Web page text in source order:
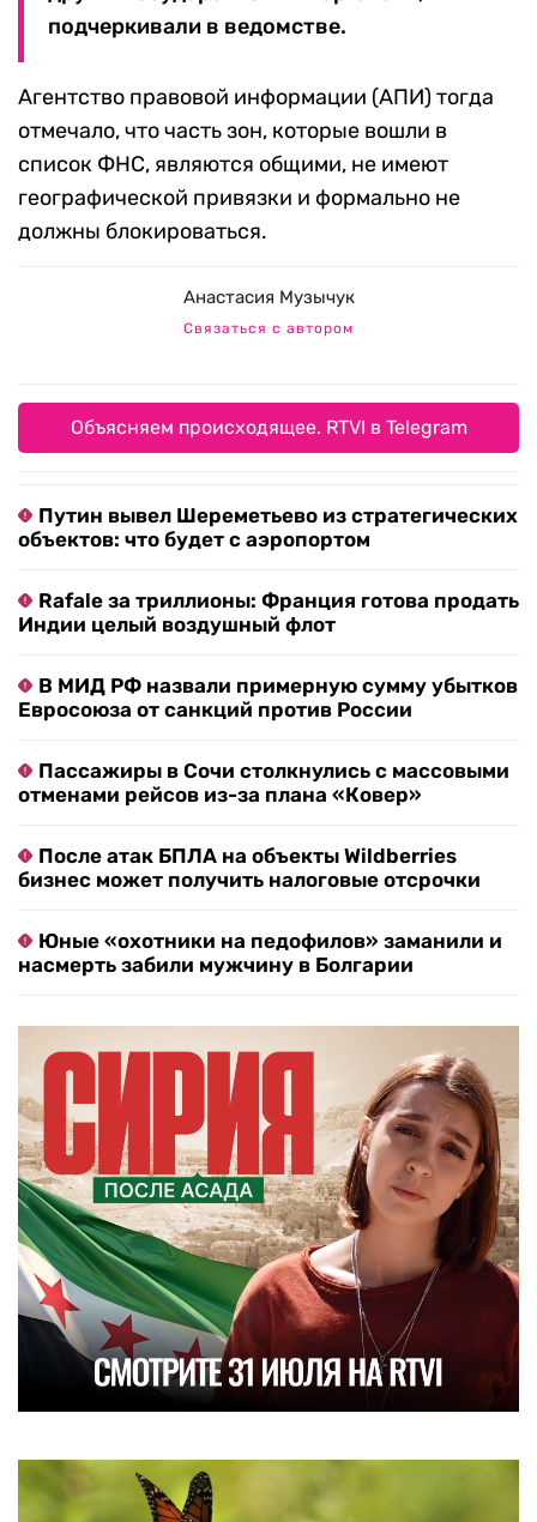
подчеркивали в ведомстве.
Агентство правовой информации (АПИ) тогда
отмечало, что часть зон, которые вошли в
список ФНС, являются общими, не имеют
географической привязки и формально не
должны блокироваться.
Анастасия Музычук
Связаться с автором
Объясняем происходящее. RTVI в Telegram
Путин вывел Шереметьево из стратегических
объектов: что будет с аэропортом
Rafale за триллионы: Франция готова продать
Индии целый воздушный флот
В МИД РФ назвали примерную сумму убытков
Евросоюза от санкций против России
Пассажиры в Сочи столкнулись с массовыми
отменами рейсов из-за плана «Ковер»
После атак БПЛА на объекты Wildberries
бизнес может получить налоговые отсрочки
Юные «охотники на педофилов» заманили и
насмерть забили мужчину в Болгарии